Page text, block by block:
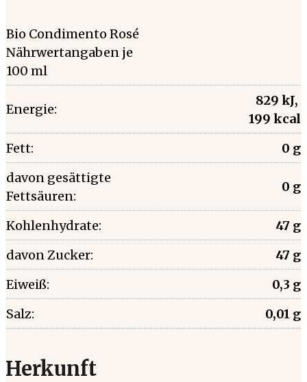
Bio Condimento Rosé
Nährwertangaben je
100 ml
Energie:
829 kJ,
199 kcal
Fett:
0 g
davon gesättigte
Fettsäuren:
0 g
Kohlenhydrate:
47 g
davon Zucker:
47 g
Eiweiß:
0,3 g
Salz:
0,01 g
Herkunft